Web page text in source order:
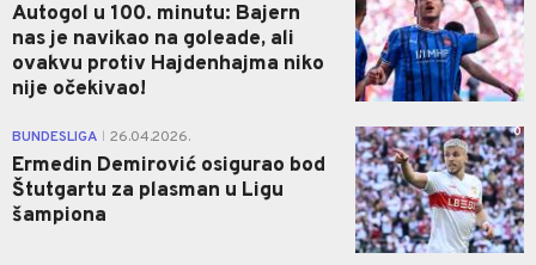
Autogol u 100. minutu: Bajern
nas je navikao na goleade, ali
ovakvu protiv Hajdenhajma niko
nije očekivao!
BUNDESLIGA 26.04.2026.
Ermedin Demirović osigurao bod
Štutgartu za plasman u Ligu
šampiona
0